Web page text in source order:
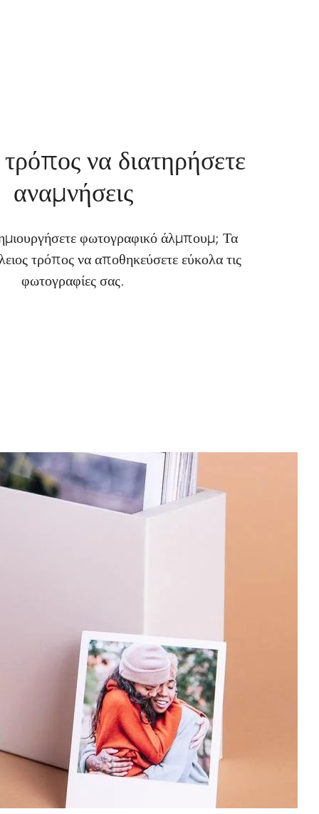
να διατηρήσετε
αναμνήσεις
φωτογραφικό άλμπουμ; Τα
τρόπος να αποθηκεύσετε εύκολα τις
φωτογραφίες σας.